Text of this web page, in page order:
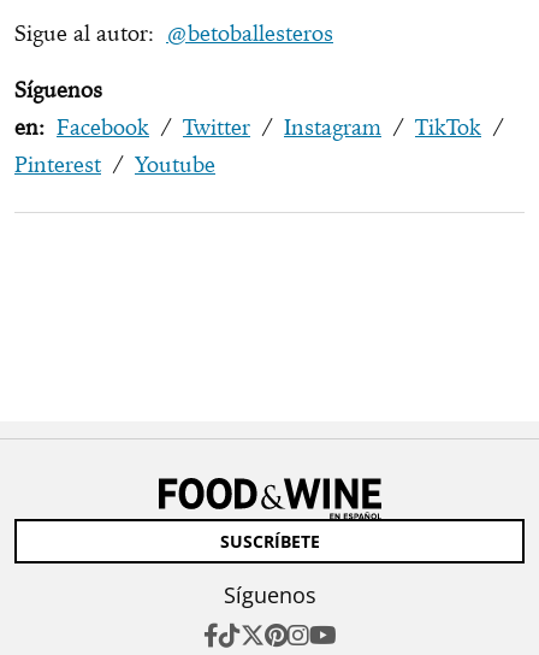
Sigue al autor: @betoballesteros
Síguenos
en: Facebook / Twitter / Instagram / TikTok /
Pinterest / Youtube
SUSCRÍBETE
Síguenos